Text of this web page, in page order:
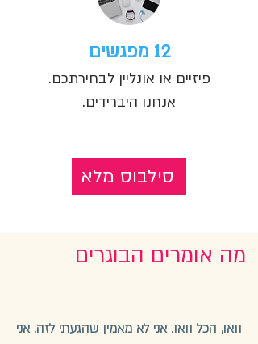
12 מפגשים
פיזיים או אונליין לבחירתכם.
אנחנו היברידים.
סילבוס מלא
מה אומרים הבוגרים
וואו, הכל וואו. אני לא מאמין שהגעתי לזה. אני